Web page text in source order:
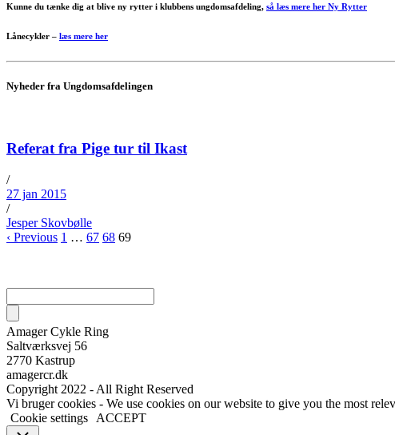
Kunne du tænke dig at blive ny rytter i klubbens ungdomsafdeling, så læs mere her Ny Rytter
Lånecykler – læs mere her
Nyheder fra Ungdomsafdelingen
Referat fra Pige tur til Ikast
/
27 jan 2015
/
Jesper Skovbølle
‹ Previous 1 … 67 68 69
Amager Cykle Ring
Saltværksvej 56
2770 Kastrup
amagercr.dk
Copyright 2022 - All Right Reserved
Vi bruger cookies - We use cookies on our website to give you the most
Cookie settings
ACCEPT